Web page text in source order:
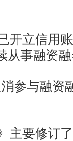
开立信用
从事融资
参与融资
主要修订